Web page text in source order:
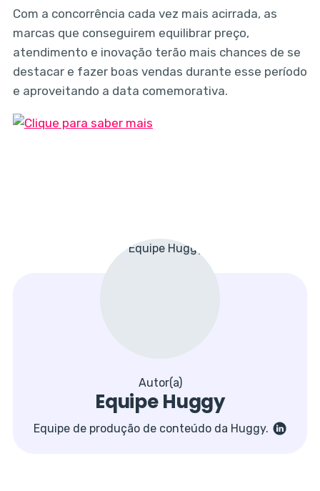
Com a concorrência cada vez mais acirrada, as
marcas que conseguirem equilibrar preço,
atendimento e inovação terão mais chances de se
destacar e fazer boas vendas durante esse período
e aproveitando a data comemorativa.
Autor(a)
Equipe Huggy
Equipe de produção de conteúdo da Huggy.